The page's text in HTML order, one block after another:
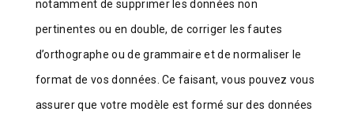
notamment de supprimer les données non
pertinentes ou en double, de corriger les fautes
d’orthographe ou de grammaire et de normaliser le
format de vos données. Ce faisant, vous pouvez vous
assurer que votre modèle est formé sur des données